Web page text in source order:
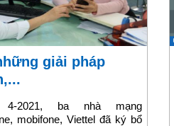
4-2021, ba nhà mạng
mobifone, Viettel đã ký bổ